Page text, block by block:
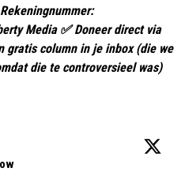
Media ✅ Doneer direct via
gratis column in je inbox (die we
die te controversieel was)